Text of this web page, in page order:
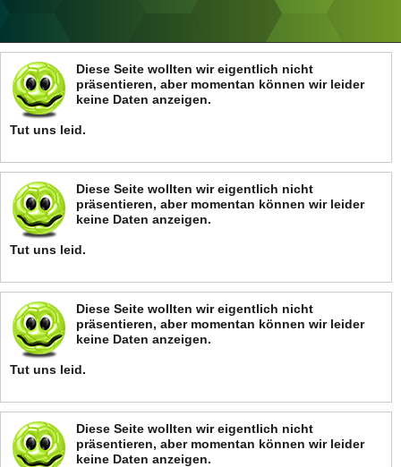
ANZEIGE
Diese Seite wollten wir eigentlich nicht
präsentieren, aber momentan können wir leider
keine Daten anzeigen.
Tut uns leid.
Diese Seite wollten wir eigentlich nicht
präsentieren, aber momentan können wir leider
keine Daten anzeigen.
Tut uns leid.
Diese Seite wollten wir eigentlich nicht
präsentieren, aber momentan können wir leider
keine Daten anzeigen.
Tut uns leid.
Diese Seite wollten wir eigentlich nicht
präsentieren, aber momentan können wir leider
keine Daten anzeigen.